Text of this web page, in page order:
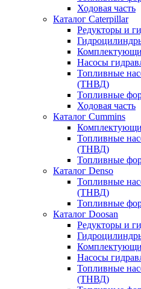
Ходовая часть
Каталог Caterpillar
Редукторы и
Насосы
Топливные
(ТНВД)
Топливные
Ходовая часть
Каталог Cummins
Топливные
(ТНВД)
Топливные
Каталог Denso
Топливные
(ТНВД)
Топливные
Каталог Doosan
Редукторы и
Насосы
Топливные
(ТНВД)